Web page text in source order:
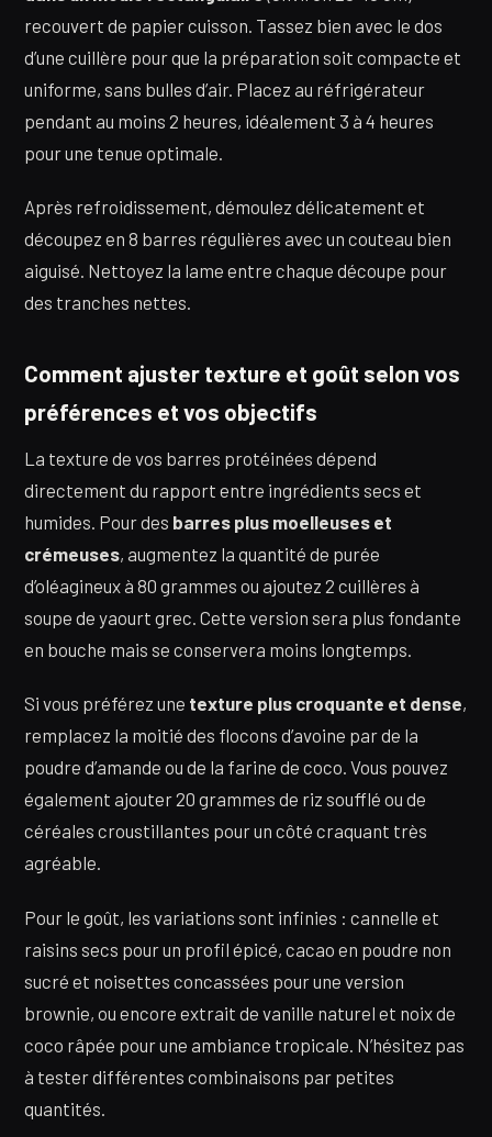
recouvert de papier cuisson. Tassez bien avec le dos
d’une cuillère pour que la préparation soit compacte et
uniforme, sans bulles d’air. Placez au réfrigérateur
pendant au moins 2 heures, idéalement 3 à 4 heures
pour une tenue optimale.
Après refroidissement, démoulez délicatement et
découpez en 8 barres régulières avec un couteau bien
aiguisé. Nettoyez la lame entre chaque découpe pour
des tranches nettes.
Comment ajuster texture et goût selon vos
préférences et vos objectifs
La texture de vos barres protéinées dépend
directement du rapport entre ingrédients secs et
humides. Pour des barres plus moelleuses et
crémeuses, augmentez la quantité de purée
d’oléagineux à 80 grammes ou ajoutez 2 cuillères à
soupe de yaourt grec. Cette version sera plus fondante
en bouche mais se conservera moins longtemps.
Si vous préférez une texture plus croquante et dense,
remplacez la moitié des flocons d’avoine par de la
poudre d’amande ou de la farine de coco. Vous pouvez
également ajouter 20 grammes de riz soufflé ou de
céréales croustillantes pour un côté craquant très
agréable.
Pour le goût, les variations sont infinies : cannelle et
raisins secs pour un profil épicé, cacao en poudre non
sucré et noisettes concassées pour une version
brownie, ou encore extrait de vanille naturel et noix de
coco râpée pour une ambiance tropicale. N’hésitez pas
à tester différentes combinaisons par petites
quantités.